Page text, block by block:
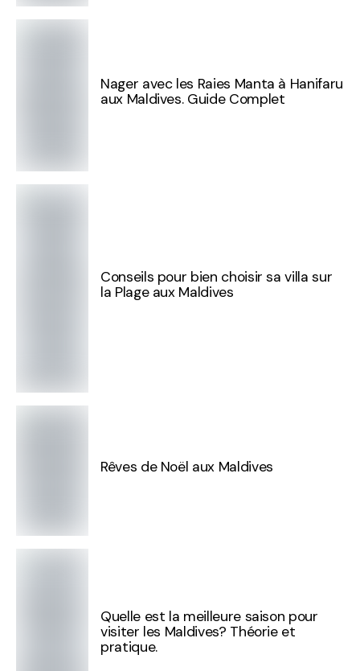
Nager avec les Raies Manta à Hanifaru
aux Maldives. Guide Complet
Conseils pour bien choisir sa villa sur
la Plage aux Maldives
Rêves de Noël aux Maldives
Quelle est la meilleure saison pour
visiter les Maldives? Théorie et
pratique.